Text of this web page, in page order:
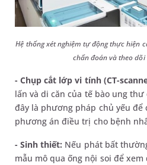
Hệ thống xét nghiệm tự động thực hiện
chẩn đoán và theo
- Chụp cắt lớp vi tính (CT-
lấn và di căn của tế bào ung thư
đây là phương pháp chủ yếu để
phương án điều trị cho bệnh
- Sinh thiết: Nếu phát bất
mẫu mô qua ống nội soi để